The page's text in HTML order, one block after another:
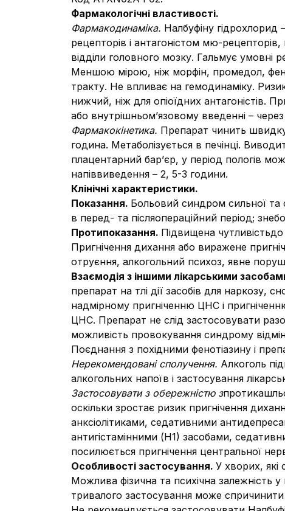
Фармакологічні властивості.
Фармакодинаміка. Налбуфіну гідрохлорид
рецепторів і антагоністом мю-
відділи головного мозку. Гальмує
Меншою мірою, ніж морфін, промедол,
тракту. Не впливає на гемодинаміку.
нижчий, ніж для опіоїдних антагоністів.
або внутрішньом’язовому введенні –
Фармакокінетика. Препарат чинить
година. Метаболізується в печінці.
плацентарний бар’єр, у період пологів
напіввиведення – 2, 5-3 години.
Клінічні характеристики.
Показання. Больовий синдром сильної та
в перед- та післяопераційний період;
Протипоказання. Підвищена чутливістьдо
Пригнічення дихання або виражене
отруєння, алкогольний психоз, явне
Взаємодія з іншими лікарськими
препарат на тлі дії засобів для наркозу,
надмірному пригніченню ЦНС і
ЦНС. Препарат не слід застосовувати
можливість провокування синдрому
Поєднання з похідними фенотіазину і
Нерекомендовані сполучення. Алкоголь
алкогольних напоїв і застосування
Застосовувати з обережністю з
оскільки зростає ризик пригнічення
анксіолітиками, седативними
антигістамінними (Н1) засобами,
посилюється пригнічення центральної
Особливості застосування. У хворих,
Можлива фізична та психічна залежність
тривалого застосування може